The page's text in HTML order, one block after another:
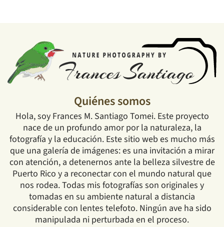
Quiénes somos
Hola, soy Frances M. Santiago Tomei. Este proyecto
nace de un profundo amor por la naturaleza, la
fotografía y la educación. Este sitio web es mucho más
que una galería de imágenes: es una invitación a mirar
con atención, a detenernos ante la belleza silvestre de
Puerto Rico y a reconectar con el mundo natural que
nos rodea. Todas mis fotografías son originales y
tomadas en su ambiente natural a distancia
considerable con lentes telefoto. Ningún ave ha sido
manipulada ni perturbada en el proceso.